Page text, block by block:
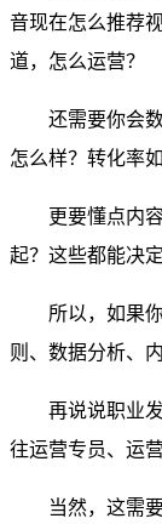
音现在怎么推荐
道，怎么运营？
还需要你会
怎么样？转化率
更要懂点内
起？这些都能决
所以，如果
则、数据分析、
再说说职业
往运营专员、运
当然，这需